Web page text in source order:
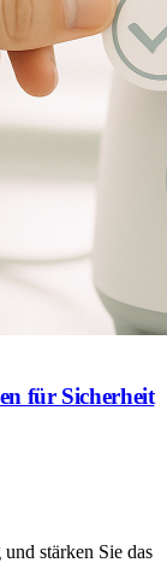
für Sicherheit
stärken Sie das